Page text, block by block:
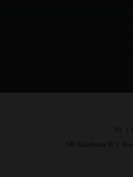
Nr. 1
SR Bakehouse B.V.